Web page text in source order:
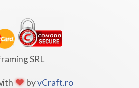
SRL
byvCraft.ro